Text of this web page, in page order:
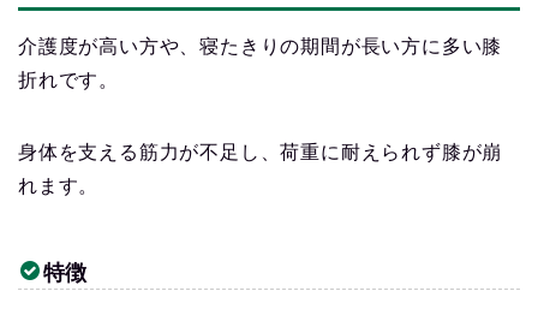
介護度が高い方や、寝たきりの期間が長い方に多い膝
折れです。
身体を支える筋力が不足し、荷重に耐えられず膝が崩
れます。
特徴